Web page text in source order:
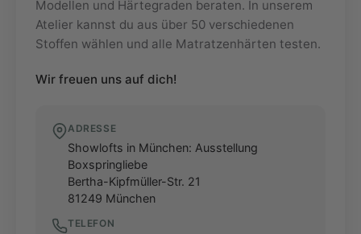
Modellen und Härtegraden beraten. In unserem
Atelier kannst du aus über 50 verschiedenen
Stoffen wählen und alle Matratzenhärten testen.
Wir freuen uns auf dich!
ADRESSE
Showlofts in München: Ausstellung
Boxspringliebe
Bertha-Kipfmüller-Str. 21
81249 München
TELEFON